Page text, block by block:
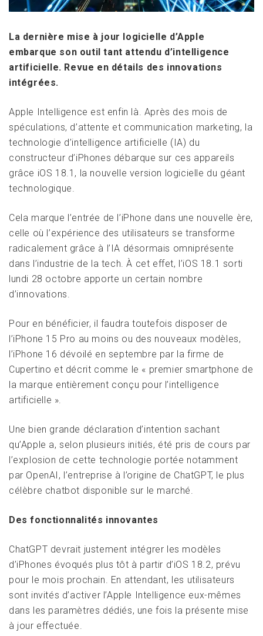
La dernière mise à jour logicielle d’Apple
embarque son outil tant attendu d’intelligence
artificielle. Revue en détails des innovations
intégrées.
Apple Intelligence est enfin là. Après des mois de
spéculations, d’attente et communication marketing, la
technologie d’intelligence artificielle (IA) du
constructeur d’iPhones débarque sur ces appareils
grâce iOS 18.1, la nouvelle version logicielle du géant
technologique.
Cela marque l’entrée de l’iPhone dans une nouvelle ère,
celle où l’expérience des utilisateurs se transforme
radicalement grâce à l’IA désormais omniprésente
dans l’industrie de la tech. À cet effet, l’iOS 18.1 sorti
lundi 28 octobre apporte un certain nombre
d’innovations.
Pour en bénéficier, il faudra toutefois disposer de
l’iPhone 15 Pro au moins ou des nouveaux modèles,
l’iPhone 16 dévoilé en septembre par la firme de
Cupertino et décrit comme le « premier smartphone de
la marque entièrement conçu pour l’intelligence
artificielle ».
Une bien grande déclaration d’intention sachant
qu’Apple a, selon plusieurs initiés, été pris de cours par
l’explosion de cette technologie portée notamment
par OpenAI, l’entreprise à l’origine de ChatGPT, le plus
célèbre chatbot disponible sur le marché.
Des fonctionnalités innovantes
ChatGPT devrait justement intégrer les modèles
d’iPhones évoqués plus tôt à partir d’iOS 18.2, prévu
pour le mois prochain. En attendant, les utilisateurs
sont invités d’activer l’Apple Intelligence eux-mêmes
dans les paramètres dédiés, une fois la présente mise
à jour effectuée.